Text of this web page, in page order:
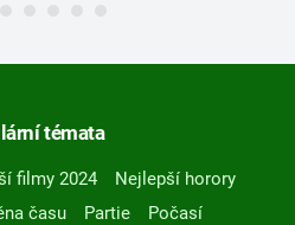
témata
filmy 2024
Nejlepší horory
času Partie
Počasí